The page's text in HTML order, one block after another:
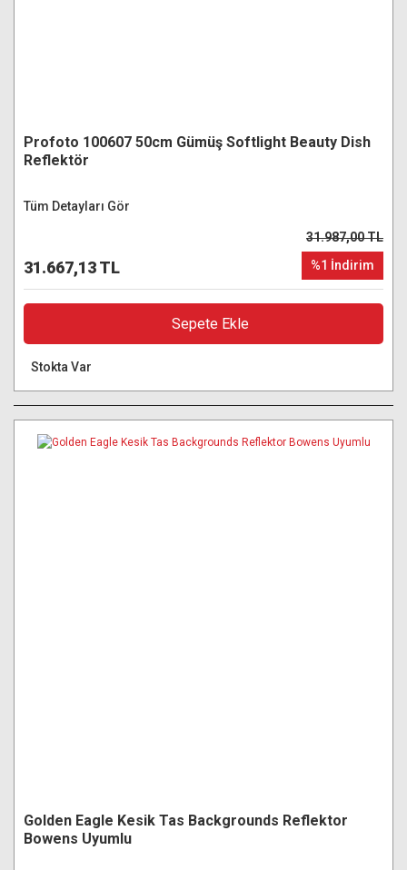
Profoto 100607 50cm Gümüş Softlight Beauty Dish
Reflektör
Tüm Detayları Gör
31.667,13 TL
31.987,00 TL
%1 İndirim
Sepete Ekle
Stokta Var
Golden Eagle Kesik Tas Backgrounds Reflektor
Bowens Uyumlu